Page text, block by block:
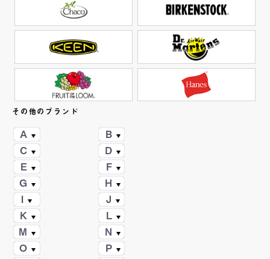
その他のブランド
A
B
C
D
E
F
G
H
J
K
L
M
N
O
P